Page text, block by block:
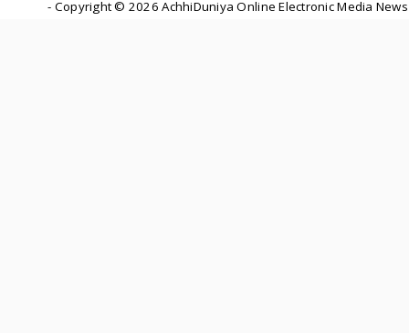
- Copyright © 2026 AchhiDuniya Online Electronic Media